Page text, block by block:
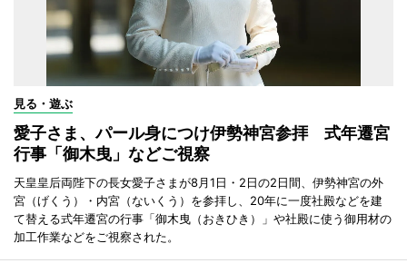
見る・遊ぶ
愛子さま、パール身につけ伊勢神宮参拝 式年遷宮
行事「御木曳」などご視察
天皇皇后両陛下の長女愛子さまが8月1日・2日の2日間、伊勢神宮の外
宮（げくう）・内宮（ないくう）を参拝し、20年に一度社殿などを建
て替える式年遷宮の行事「御木曳（おきひき）」や社殿に使う御用材の
加工作業などをご視察された。